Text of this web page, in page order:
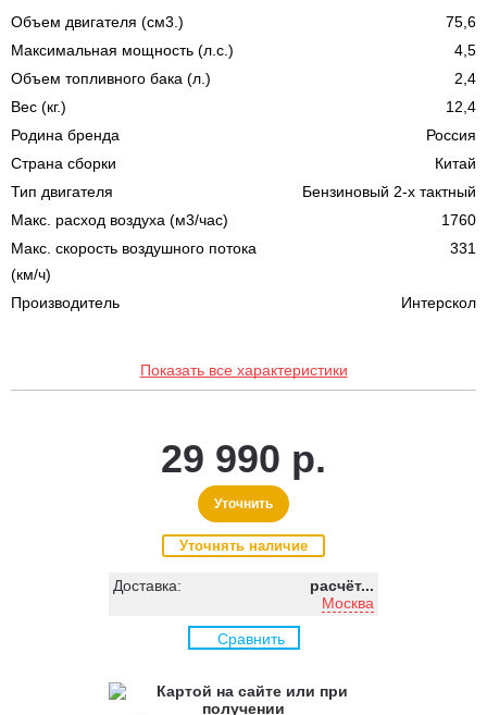
Объем двигателя (см3.)
75,6
Максимальная мощность (л.с.)
4,5
Объем топливного бака (л.)
2,4
Вес (кг.)
12,4
Родина бренда
Россия
Страна сборки
Китай
Тип двигателя
Бензиновый 2-х тактный
Макс. расход воздуха (м3/час)
1760
Макс. скорость воздушного потока
(км/ч)
331
Производитель Интерскол
Показать все характеристики
29 990 р.
Уточнить
Уточнять наличие
Доставка:
расчёт...
Москва
Сравнить